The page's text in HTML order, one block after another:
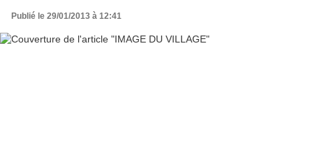
Publié le 29/01/2013 à 12:41